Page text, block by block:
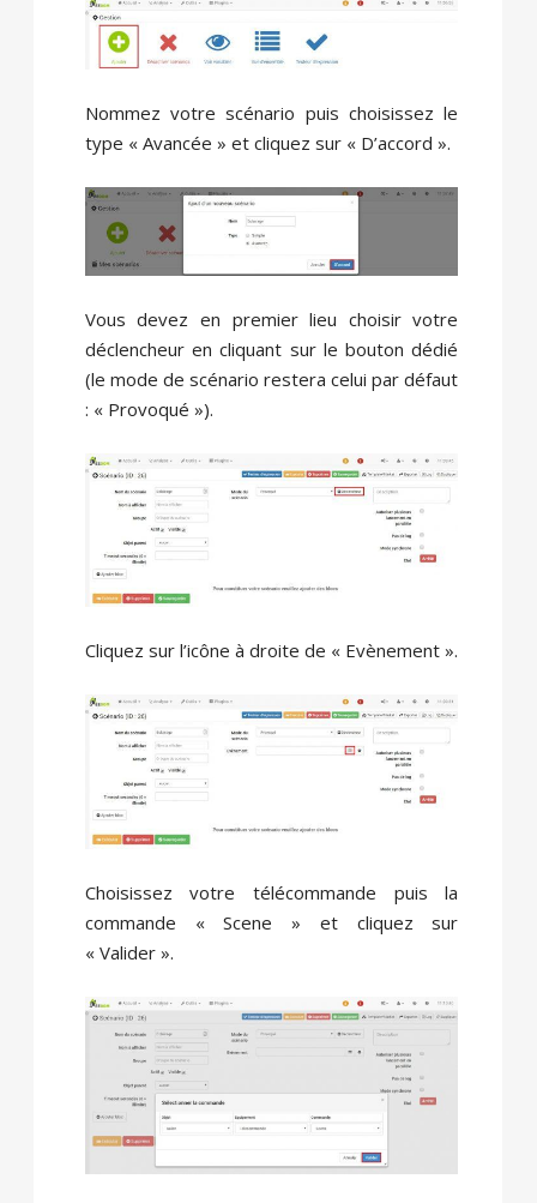
Nommez votre scénario puis choisissez le
type « Avancée » et cliquez sur « D’accord ».
Vous devez en premier lieu choisir votre
déclencheur en cliquant sur le bouton dédié
(le mode de scénario restera celui par défaut
: « Provoqué »).
Cliquez sur l’icône à droite de « Evènement ».
Choisissez votre télécommande puis la
commande « Scene » et cliquez sur
« Valider ».